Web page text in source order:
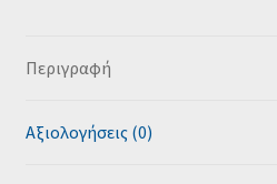
Περιγραφή
Αξιολογήσεις (0)